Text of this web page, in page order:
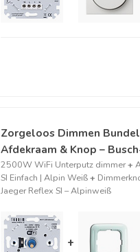
Zorgeloos Dimmen
Afdekraam & Knop –
2500W WiFi Unterputz dimmer+
SI Einfach | Alpin Weiß+
Jaeger Reflex SI – Alpinweiß
+